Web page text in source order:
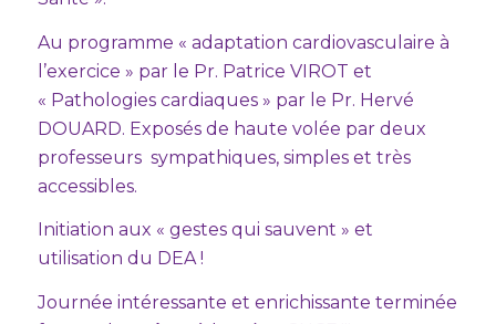
Au programme « adaptation cardiovasculaire à
l’exercice » par le Pr. Patrice VIROT et
« Pathologies cardiaques » par le Pr. Hervé
DOUARD. Exposés de haute volée par deux
professeurs sympathiques, simples et très
accessibles.
Initiation aux « gestes qui sauvent » et
utilisation du DEA !
Journée intéressante et enrichissante terminée